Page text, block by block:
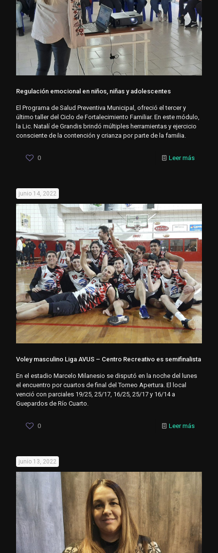
Regulación emocional en niños, niñas y adolescentes
El Programa de Salud Preventiva Municipal, ofreció el tercer y
último taller del Ciclo de Fortalecimiento Familiar. En este módulo,
la Lic. Natalí de Grandis brindó múltiples herramientas y ejercicio
consciente de la contención y crianza por parte de la familia.
0 Leer más
junio 14, 2022
Voley masculino Liga AVUS – Centro Recreativo es semifinalista
En el estadio Marcelo Milanesio se disputó en la noche del lunes
el encuentro por cuartos de final del Torneo Apertura. El local
venció con parciales 19/25, 25/17, 16/25, 25/17 y 16/14 a
Guepardos de Río Cuarto.
0 Leer más
junio 13, 2022